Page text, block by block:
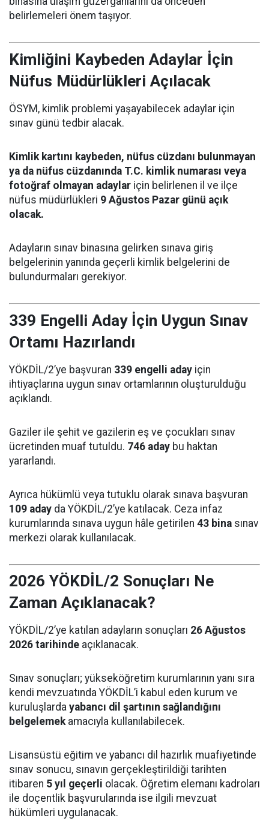
belirlemeleri önem taşıyor.
Kimliğini Kaybeden Adaylar İçin
Nüfus Müdürlükleri Açılacak
ÖSYM, kimlik problemi yaşayabilecek adaylar için
sınav günü tedbir alacak.
Kimlik kartını kaybeden, nüfus cüzdanı bulunmayan
ya da nüfus cüzdanında T.C. kimlik numarası veya
fotoğraf olmayan adaylar için belirlenen il ve ilçe
nüfus müdürlükleri 9 Ağustos Pazar günü açık
olacak.
Adayların sınav binasına gelirken sınava giriş
belgelerinin yanında geçerli kimlik belgelerini de
bulundurmaları gerekiyor.
339 Engelli Aday İçin Uygun Sınav
Ortamı Hazırlandı
YÖKDİL/2’ye başvuran 339 engelli aday için
ihtiyaçlarına uygun sınav ortamlarının oluşturulduğu
açıklandı.
Gaziler ile şehit ve gazilerin eş ve çocukları sınav
ücretinden muaf tutuldu. 746 aday bu haktan
yararlandı.
Ayrıca hükümlü veya tutuklu olarak sınava başvuran
109 aday da YÖKDİL/2’ye katılacak. Ceza infaz
kurumlarında sınava uygun hâle getirilen 43 bina sınav
merkezi olarak kullanılacak.
2026 YÖKDİL/2 Sonuçları Ne
Zaman Açıklanacak?
YÖKDİL/2’ye katılan adayların sonuçları 26 Ağustos
2026 tarihinde açıklanacak.
Sınav sonuçları; yükseköğretim kurumlarının yanı sıra
kendi mevzuatında YÖKDİL’i kabul eden kurum ve
kuruluşlarda yabancı dil şartının sağlandığını
belgelemekamacıyla kullanılabilecek.
Lisansüstü eğitim ve yabancı dil hazırlık muafiyetinde
sınav sonucu, sınavın gerçekleştirildiği tarihten
itibaren 5 yıl geçerli olacak. Öğretim elemanı kadroları
ile doçentlik başvurularında ise ilgili mevzuat
hükümleri uygulanacak.